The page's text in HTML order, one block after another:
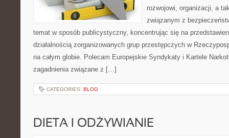
rozwojowi, organizacji, a
związanym z
temat w sposób publicystyczny, koncentrując się na
działalnością zorganizowanych grup przestępczych w
na całym globie. Polecam Europejskie Syndykaty i Kartele
zagadnienia związane z […]
CATEGORIES: BLOG
DIETA I ODŻYWIANIE